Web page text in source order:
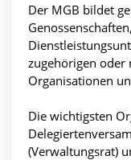
Der MGB bildet
zugehörigen oder
Organisationen
Die wichtigsten
(Verwaltungsrat)